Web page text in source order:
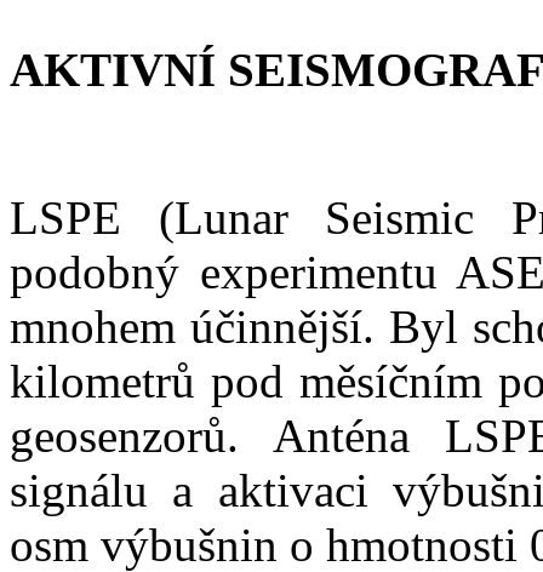
AKTIVNÍ
LSPE (Lunar Seismic
podobný experimentu
mnohem účinnější. Byl
kilometrů pod měsíčním
geosenzorů. Anténa
signálu a aktivaci
osm výbušnin o